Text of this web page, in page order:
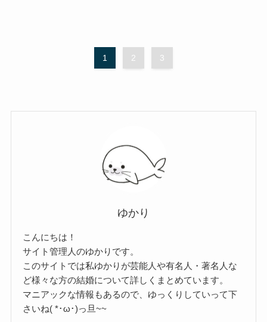
1 2 3
ゆかり
こんにちは！
サイト管理人のゆかりです。
このサイトでは私ゆかりが芸能人や有名人・著名人な
ど様々な方の結婚について詳しくまとめています。
マニアックな情報もあるので、ゆっくりしていって下
さいね( *･ω･)っ旦~~